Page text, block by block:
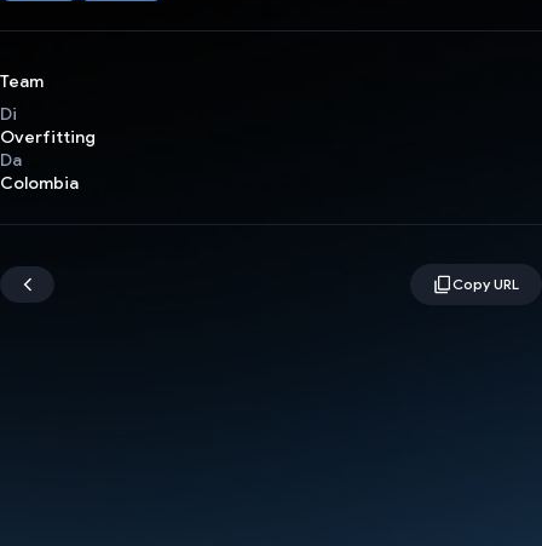
Team
Di
Overfitting
Da
Colombia